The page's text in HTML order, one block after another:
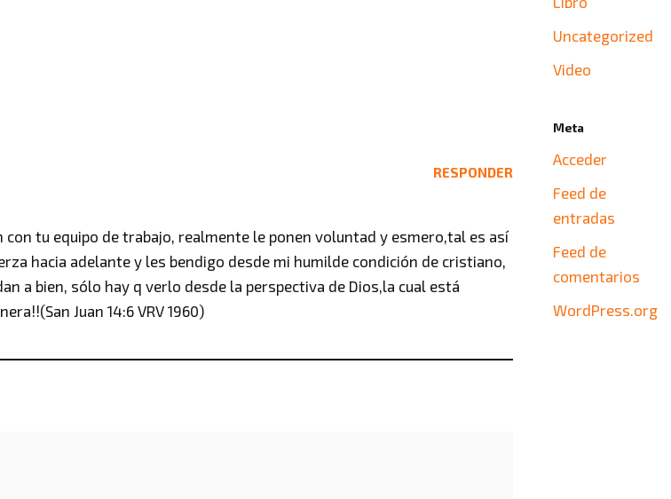
RESPONDER
tu equipo de trabajo, realmente le ponen voluntad y esmero,tal es así
hacia adelante y les bendigo desde mi humilde condición de cristiano,
a bien, sólo hay q verlo desde la perspectiva de Dios,la cual está
Juan 14:6 VRV 1960)
Uncategorized
Video
Meta
Acceder
Feed de
entradas
Feed de
comentarios
WordPress.org